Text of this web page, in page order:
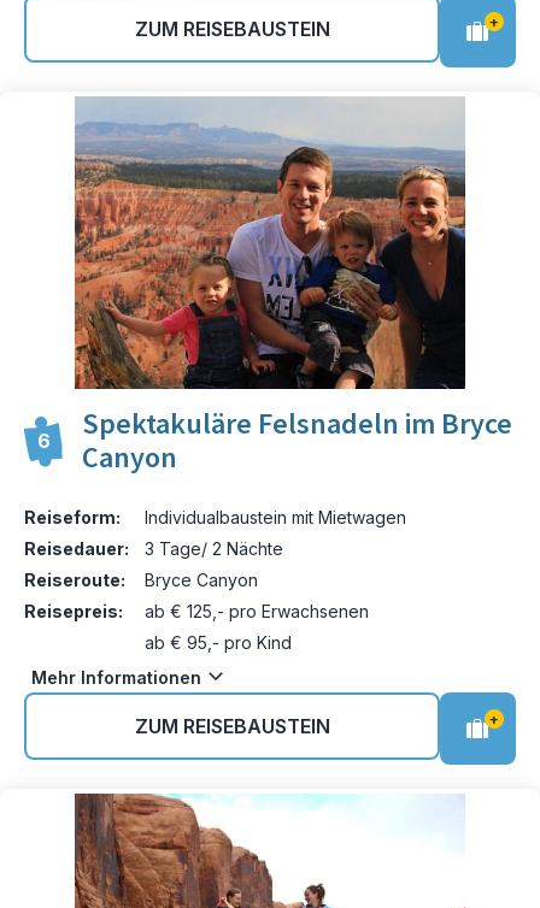
ZUM REISEBAUSTEIN +
6
Spektakuläre Felsnadeln im Bryce
Canyon
Reiseform:
Individualbaustein mit Mietwagen
Reisedauer:
3 Tage/ 2 Nächte
Reiseroute:
Bryce Canyon
Reisepreis:
ab € 125,- pro Erwachsenen
ab € 95,- pro Kind
Mehr Informationen
ZUM REISEBAUSTEIN +